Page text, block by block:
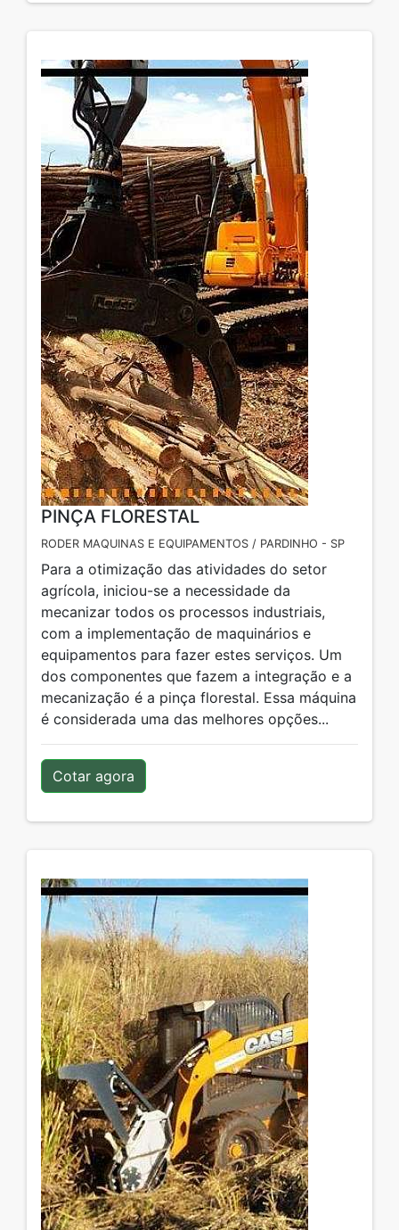
PINÇA FLORESTAL
RODER MAQUINAS E EQUIPAMENTOS / PARDINHO - SP
Para a otimização das atividades do setor
agrícola, iniciou-se a necessidade da
mecanizar todos os processos industriais,
com a implementação de maquinários e
equipamentos para fazer estes serviços. Um
dos componentes que fazem a integração e a
mecanização é a pinça florestal. Essa máquina
é considerada uma das melhores opções...
Cotar agora